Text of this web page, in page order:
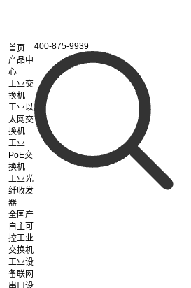
首页
产品中
心
工业交
换机
工业以
太网交
换机
工业
PoE交
换机
工业光
纤收发
器
全国产
自主可
控工业
交换机
工业设
备联网
串口设
400-875-9939